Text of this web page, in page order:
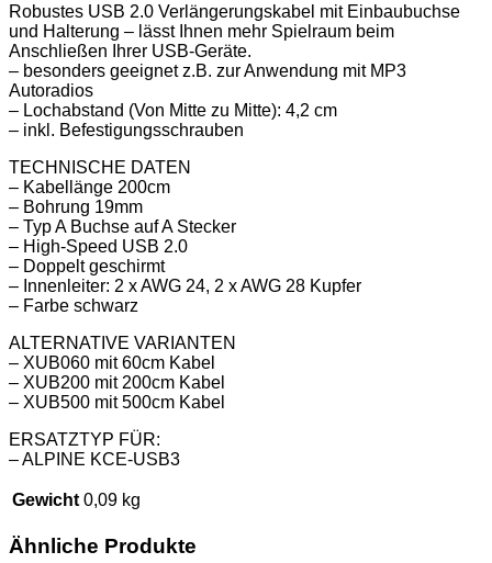
Robustes USB 2.0 Verlängerungskabel mit Einbaubuchse
und Halterung – lässt Ihnen mehr Spielraum beim
Anschließen Ihrer USB-Geräte.
– besonders geeignet z.B. zur Anwendung mit MP3
Autoradios
– Lochabstand (Von Mitte zu Mitte): 4,2 cm
– inkl. Befestigungsschrauben
TECHNISCHE DATEN
– Kabellänge 200cm
– Bohrung 19mm
– Typ A Buchse auf A Stecker
– High-Speed USB 2.0
– Doppelt geschirmt
– Innenleiter: 2 x AWG 24, 2 x AWG 28 Kupfer
– Farbe schwarz
ALTERNATIVE VARIANTEN
– XUB060 mit 60cm Kabel
– XUB200 mit 200cm Kabel
– XUB500 mit 500cm Kabel
ERSATZTYP FÜR:
– ALPINE KCE-USB3
Gewicht 0,09 kg
Ähnliche Produkte